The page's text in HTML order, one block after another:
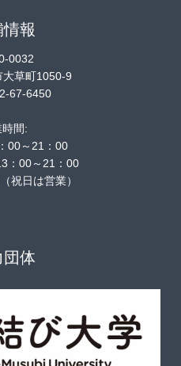
情報
0032
草町1050-9
67-6450
間:
00～21：00
：00～21：00
祝日は営業）
団体